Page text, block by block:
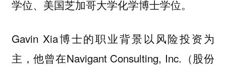
学位、美国芝加哥大学化学博士学位。
Gavin Xia博士的职业背景以风险投资为
主，他曾在Navigant Consulting, Inc.（股份